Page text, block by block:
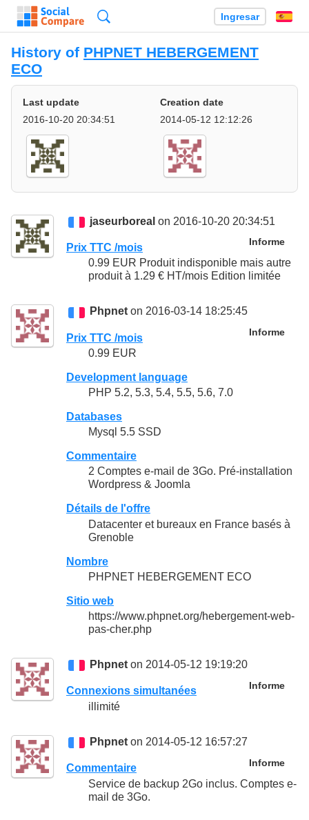
Ingresar
History of PHPNET HEBERGEMENT
ECO
Last update
2016-10-20 20:34:51
Creation date
2014-05-12 12:12:26
jaseurboreal on 2016-10-20 20:34:51
Informe
Prix TTC /mois
0.99 EUR Produit indisponible mais autre
produit à 1.29 € HT/mois Edition limitée
Phpnet on 2016-03-14 18:25:45
Informe
Prix TTC /mois
0.99 EUR
Development language
PHP 5.2, 5.3, 5.4, 5.5, 5.6, 7.0
Databases
Mysql 5.5 SSD
Commentaire
2 Comptes e-mail de 3Go. Pré-installation
Wordpress & Joomla
Détails de l'offre
Datacenter et bureaux en France basés à
Grenoble
Nombre
PHPNET HEBERGEMENT ECO
Sitio web
https://www.phpnet.org/hebergement-web-
pas-cher.php
Phpnet on 2014-05-12 19:19:20
Informe
Connexions simultanées
illimité
Phpnet on 2014-05-12 16:57:27
Informe
Commentaire
Service de backup 2Go inclus. Comptes e-
mail de 3Go.